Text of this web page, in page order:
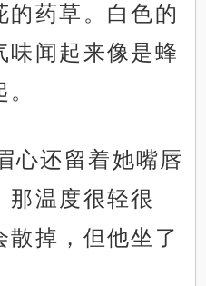
的药草。白色的
味闻起来像是蜂
心还留着她嘴唇
那温度很轻很
散掉，但他坐了